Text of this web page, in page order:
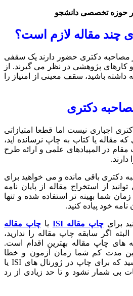
حوزه تخصصی دانشجو
چند مقاله لازم است؟
در مصاحبه دکتری حضور دارند یک سقفی
و کارهای پژوهشی در نظر می گیرند. از
باشید، سقف معینی از امتیاز را
دکتری
اجباری نیست اما قطعا امتیازاتی
مقاله یا کتاب به چاپ نرسانده اید،
مقام در المپیادهای علمی و ارائه طرح
دکتری باقی مانده و می خواهید برای
از استخراج مقاله از پایان نامه
شما بهینه تر استفاده شده و تنها
نامه خود پیاده کنید.
برایچاپ مقاله ISI یاچاپ مقاله
البته اگر سابقه چاپ مقاله را ندارید،
های چاپ مقاله بهترین اقدام است.
این مدت کم شما زمان آزمون و خطا
ندارید و باید مقاله ای بنویسید که برای چاپ در ژورنال های ISI یا
بی شمار نشود و تا حد زیادی از رد